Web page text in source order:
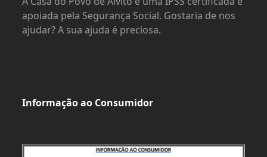
apoiada pela Segurança Social. Gostaria de nos
ajudar? A sua ajuda é preciosa.
Informação ao Consumidor